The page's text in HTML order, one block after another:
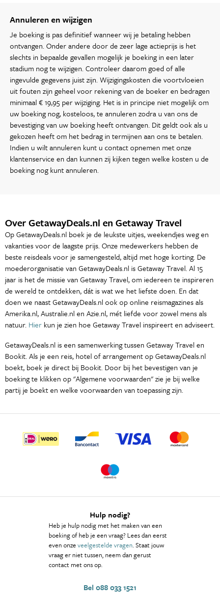
Annuleren en wijzigen
Je boeking is pas definitief wanneer wij je betaling hebben
ontvangen. Onder andere door de zeer lage actieprijs is het
slechts in bepaalde gevallen mogelijk je boeking in een later
stadium nog te wijzigen. Controleer daarom goed of alle
ingevulde gegevens juist zijn. Wijzigingskosten die voortvloeien
uit fouten zijn geheel voor rekening van de boeker en bedragen
minimaal € 19,95 per wijziging. Het is in principe niet mogelijk om
uw boeking nog, kosteloos, te annuleren zodra u van ons de
bevestiging van uw boeking heeft ontvangen. Dit geldt ook als u
gekozen heeft om het bedrag in termijnen aan ons te betalen.
Indien u wilt annuleren kunt u contact opnemen met onze
klantenservice en dan kunnen zij kijken tegen welke kosten u de
boeking nog kunt annuleren.
Over GetawayDeals.nl en Getaway Travel
Op GetawayDeals.nl boek je de leukste uitjes, weekendjes weg en
vakanties voor de laagste prijs. Onze medewerkers hebben de
beste reisdeals voor je samengesteld, altijd met hoge korting. De
moederorganisatie van GetawayDeals.nl is Getaway Travel. Al 15
jaar is het de missie van Getaway Travel, om iedereen te inspireren
de wereld te ontdekken, dát is wat we het liefste doen. En dat
doen we naast GetawayDeals.nl ook op online reismagazines als
Amerika.nl, Australie.nl en Azie.nl, mét liefde voor zowel mens als
natuur. Hier kun je zien hoe Getaway Travel inspireert en adviseert.
GetawayDeals.nl is een samenwerking tussen Getaway Travel en
Bookit. Als je een reis, hotel of arrangement op GetawayDeals.nl
boekt, boek je direct bij Bookit. Door bij het bevestigen van je
boeking te klikken op "Algemene voorwaarden" zie je bij welke
partij je boekt en welke voorwaarden van toepassing zijn.
Hulp nodig?
Heb je hulp nodig met het maken van een
boeking of heb je een vraag? Lees dan eerst
even onze veelgestelde vragen. Staat jouw
vraag er niet tussen, neem dan gerust
contact met ons op.
Bel 088 033 1521